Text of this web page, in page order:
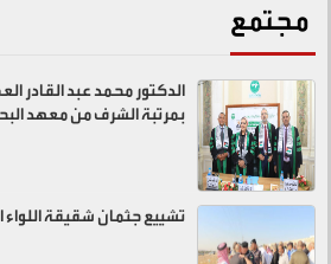
مجتمع
الدكتور محمد عبد القادر
بمرتبة الشرف من معهد
تشييع جثمان شقيقة اللواء